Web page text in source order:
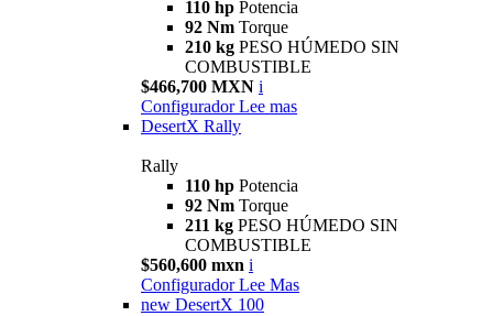
110 hp Potencia
92 Nm Torque
210 kg PESO HÚMEDO SIN
COMBUSTIBLE
$466,700 MXN i
Configurador Lee mas
DesertX Rally
Rally
110 hp Potencia
92 Nm Torque
211 kg PESO HÚMEDO SIN
COMBUSTIBLE
$560,600 mxn i
Configurador Lee Mas
new DesertX 100